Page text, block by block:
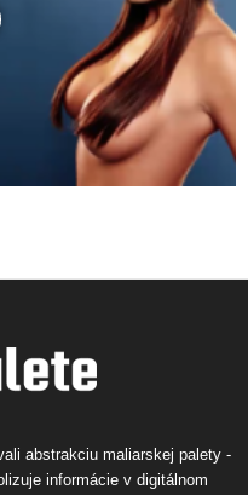
abstrakciu maliarskej palety -
informácie v digitálnom